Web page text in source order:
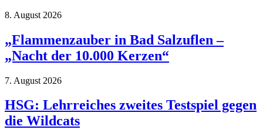
8. August 2026
„Flammenzauber in Bad Salzuflen –
„Nacht der 10.000 Kerzen“
7. August 2026
HSG: Lehrreiches zweites Testspiel gegen
die Wildcats